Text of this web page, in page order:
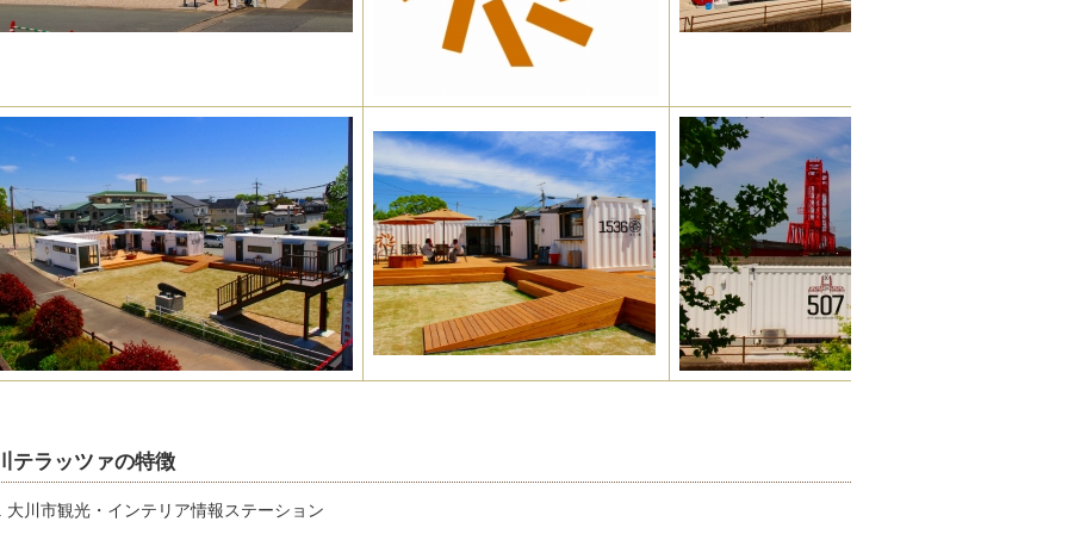
テラッツァの特徴
大川市観光・インテリア情報ステーション